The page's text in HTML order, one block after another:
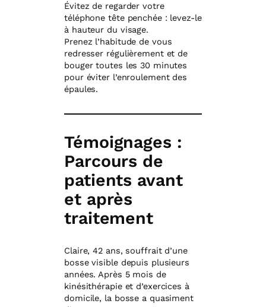
Évitez de regarder votre
téléphone tête penchée : levez-le
à hauteur du visage.
Prenez l’habitude de vous
redresser régulièrement et de
bouger toutes les 30 minutes
pour éviter l’enroulement des
épaules.
Témoignages :
Parcours de
patients avant
et après
traitement
Claire, 42 ans, souffrait d’une
bosse visible depuis plusieurs
années. Après 5 mois de
kinésithérapie et d’exercices à
domicile, la bosse a quasiment